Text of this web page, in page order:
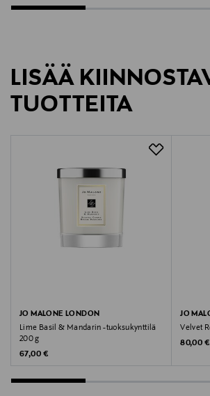
Paloaika
Väri
Valmistusmaa
Yhdistynyt kuningaskunta
Valmistajan tuotenumero
Estee Lauder Finland Oy
Valmistajan osoite
LISÄÄ
TUOTTEITA
JO MALONE LONDON
Lime Basil & Mandarin -tuoksukynttilä
200 g
Original Price
67,00 €
JO
Velvet
Original
80,00 €